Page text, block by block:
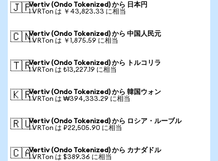
🇯🇵Vertiv (Ondo Tokenized) から 日本円
1 VRTon は ￥43,823.33 に相当
🇨🇳Vertiv (Ondo Tokenized) から 中国人民元
1 VRTon は ￥1,875.59 に相当
🇹🇷Vertiv (Ondo Tokenized) から トルコリラ
1 VRTon は ₺13,227.19 に相当
🇰🇷Vertiv (Ondo Tokenized) から 韓国ウォン
1 VRTon は ₩394,333.29 に相当
🇷🇺Vertiv (Ondo Tokenized) から ロシア・ルーブル
1 VRTon は ₽22,505.90 に相当
🇨🇦Vertiv (Ondo Tokenized) から カナダドル
1 VRTon は $389.36 に相当